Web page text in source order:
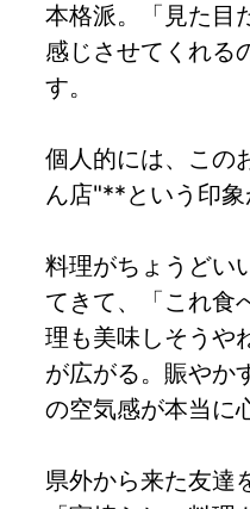
本格派。「見た目
感じさせてくれる
す。
個人的には、この
ん店"**という印象
料理がちょうどい
てきて、「これ食
理も美味しそうや
が広がる。賑やか
の空気感が本当に
県外から来た友達